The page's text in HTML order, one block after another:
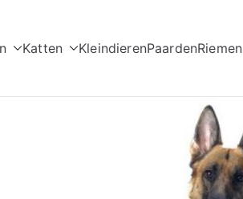
Katten KleindierenPaardenRiemen